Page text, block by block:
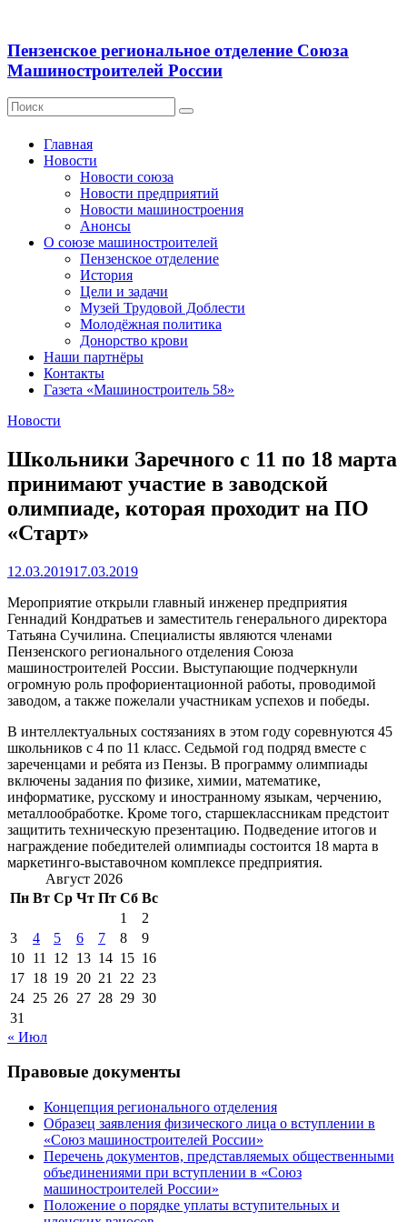
Пензенское региональное отделение Союза
Машиностроителей России
Главная
Новости
Новости союза
Новости предприятий
Новости машиностроения
Анонсы
О союзе машиностроителей
Пензенское отделение
История
Цели и задачи
Музей Трудовой Доблести
Молодёжная политика
Донорство крови
Наши партнёры
Контакты
Газета «Машиностроитель 58»
Новости
Школьники Заречного с 11 по 18 марта
принимают участие в заводской
олимпиаде, которая проходит на ПО
«Старт»
12.03.201917.03.2019
Мероприятие открыли главный инженер предприятия
Геннадий Кондратьев и заместитель генерального директора
Татьяна Сучилина. Специалисты являются членами
Пензенского регионального отделения Союза
машиностроителей России. Выступающие подчеркнули
огромную роль профориентационной работы, проводимой
заводом, а также пожелали участникам успехов и победы.
В интеллектуальных состязаниях в этом году соревнуются 45
школьников с 4 по 11 класс. Седьмой год подряд вместе с
зареченцами и ребята из Пензы. В программу олимпиады
включены задания по физике, химии, математике,
информатике, русскому и иностранному языкам, черчению,
металлообработке. Кроме того, старшеклассникам предстоит
защитить техническую презентацию. Подведение итогов и
награждение победителей олимпиады состоится 18 марта в
маркетинго-выставочном комплексе предприятия.
Август 2026
Пн Вт Ср Чт Пт Сб Вс
1
2
3
4 5 6 7 8
9
10 11 12 13 14 15 16
17 18 19 20 21 22 23
24 25 26 27 28 29 30
31
« Июл
Правовые документы
Концепция регионального отделения
Образец заявления физического лица о вступлении в
«Союз машиностроителей России»
Перечень документов, представляемых общественными
объединениями при вступлении в «Союз
машиностроителей России»
Положение о порядке уплаты вступительных и